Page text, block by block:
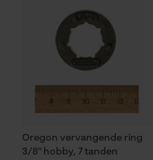
Oregon vervangende ring
3/8" hobby, 7 tanden